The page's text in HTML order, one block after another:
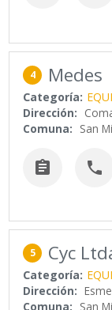
4 Medes
Categoría:
Dirección:
Comuna: San
 
5 Cyc
Categoría:
Dirección:
Comuna: San